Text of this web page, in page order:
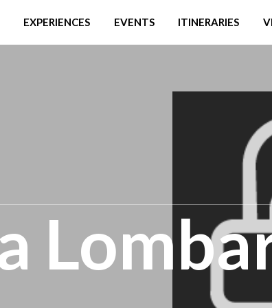
EXPERIENCES EVENTS ITINERARIES